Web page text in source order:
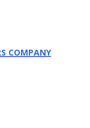
COMPANY